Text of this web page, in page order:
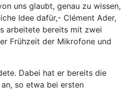
uns glaubt, genau zu wissen,
Idee dafür,- Clément Ader,
arbeitete bereits mit zwei
Frühzeit der Mikrofone und
Dabei hat er bereits die
so etwa bei ersten